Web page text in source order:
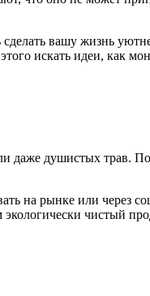
вашу жизнь
искать идеи, как
даже душистых трав.
на рынке или через
чистый